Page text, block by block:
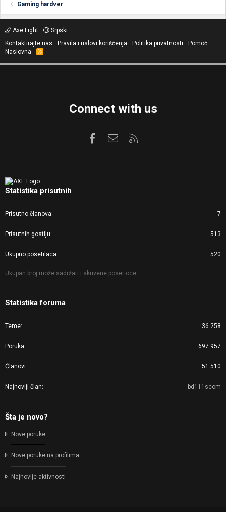
Gaming hardver
Axe Light
Srpski
Kontaktirajte nas
Pravila i uslovi korišćenja Politika privatnosti
Pomoć
Naslovna
R
S
Connect with us
FacebookKontaktirajte nas
Statistika prisutnih
Prisutno članova 7
Prisutnih gostiju 513
Ukupno posetilaca 520
Ukupan broj može sadržati i skrivene posetioce.
Statistika foruma
Teme 36.258
Poruka 697.957
Članovi 51.510
Najnoviji član bd111scom
Šta je novo?
Nove poruke
Nove poruke na profilima
Najnovije aktivnosti